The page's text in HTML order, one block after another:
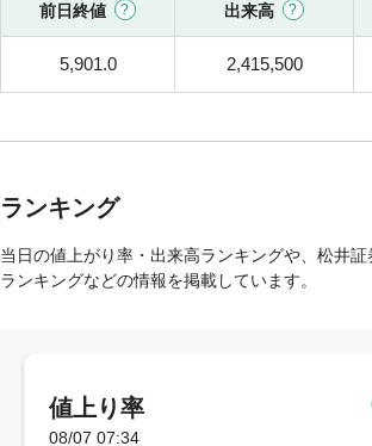
前日終値 出来高
5,901.0 2,415,500
ランキング
当日の値上がり率・出来高ランキングや、松井
ランキングなどの情報を掲載しています。